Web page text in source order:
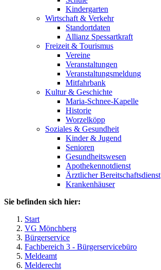
Kindergarten
Wirtschaft & Verkehr
Standortdaten
Allianz Spessartkraft
Freizeit & Tourismus
Vereine
Veranstaltungen
Veranstaltungsmeldung
Mitfahrbank
Kultur & Geschichte
Maria-Schnee-Kapelle
Historie
Worzelköpp
Soziales & Gesundheit
Kinder & Jugend
Senioren
Gesundheitswesen
Apothekennotdienst
Ärztlicher Bereitschaftsdienst
Krankenhäuser
Sie befinden sich hier:
Start
VG Mönchberg
Bürgerservice
Fachbereich 3 - Bürgerservicebüro
Meldeamt
Melderecht